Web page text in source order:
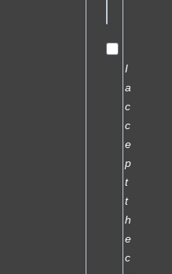
I
a
c
c
e
p
t
t
h
e
c